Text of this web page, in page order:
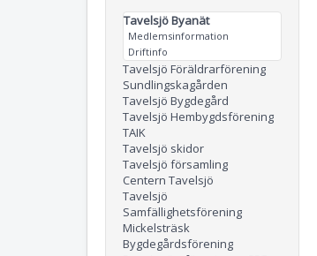
Tavelsjö Byanät
Medlemsinformation
Driftinfo
Tavelsjö Föräldrarförening
Sundlingskagården
Tavelsjö Bygdegård
Tavelsjö Hembygdsförening
TAIK
Tavelsjö skidor
Tavelsjö församling
Centern Tavelsjö
Tavelsjö
Samfällighetsförening
Mickelsträsk
Bygdegårdsförening